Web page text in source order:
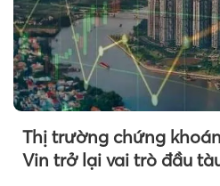
Thị trường chứng
Vin trở lại vai trò đầu